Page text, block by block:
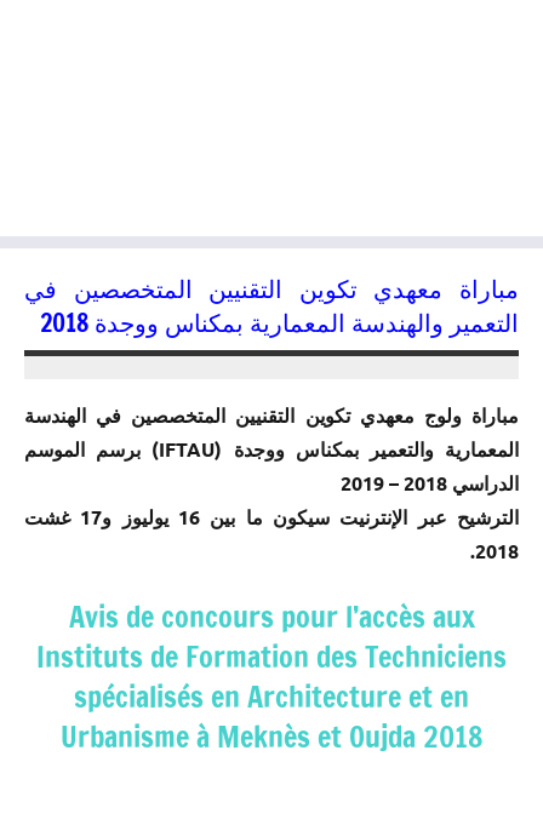
مباراة معهدي تكوين التقنيين المتخصصين في
التعمير والهندسة المعمارية بمكناس ووجدة 2018
مباراة ولوج معهدي تكوين التقنيين المتخصصين في الهندسة
المعمارية والتعمير بمكناس ووجدة (IFTAU) برسم الموسم
الدراسي 2018 – 2019
الترشيح عبر الإنترنيت سيكون ما بين 16 يوليوز و17 غشت
2018.
Avis de concours pour l’accès aux
Instituts de Formation des Techniciens
spécialisés en Architecture et en
Urbanisme à Meknès et Oujda 2018